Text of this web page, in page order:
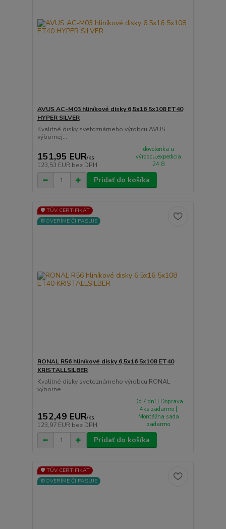
AVUS AC-M03 hliníkové disky 6,5x16 5x108 ET40
HYPER SILVER
Kvalitné disky svetoznámeho výrobcu AVUS
výbornej...
151,95 EUR/ks
123,53 EUR bez DPH
dovolenka u
výrobcu,expedicia
24.8
Pridať do košíka
🛡️ TÜV CERTIFIKÁT
⚙️OVERÍME ČI PASUJE
RONAL R56 hliníkové disky 6,5x16 5x108 ET40
KRISTALLSILBER
Kvalitné disky svetoznámeho výrobcu RONAL
výborne...
152,49 EUR/ks
123,97 EUR bez DPH
Do 7 dní | Doprava
4ks zadarmo |
Montážna sada
zadarmo
Pridať do košíka
🛡️ TÜV CERTIFIKÁT
⚙️OVERÍME ČI PASUJE